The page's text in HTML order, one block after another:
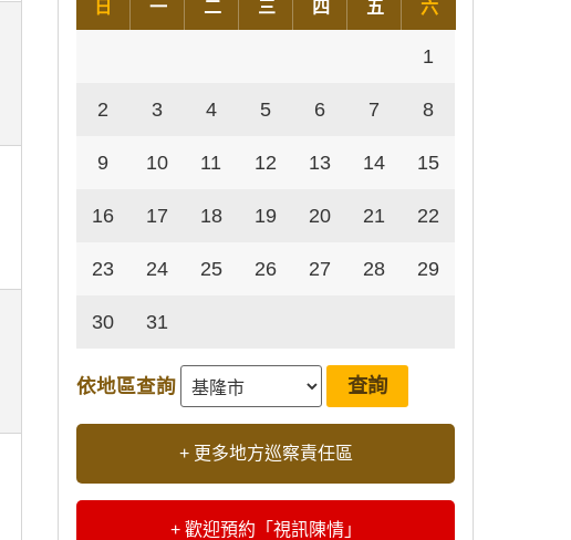
日 一 二 三 四 五 六
1
2 3 4 5 6 7 8
9 10 11 12 13 14 15
16 17 18 19 20 21 22
23 24 25 26 27 28 29
30 31
依地區查詢
+ 更多地方巡察責任區
+ 歡迎預約「視訊陳情」